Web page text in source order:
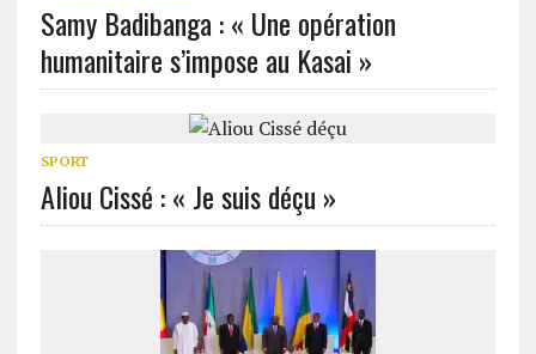
Samy Badibanga : « Une opération
humanitaire s’impose au Kasai »
SPORT
Aliou Cissé : « Je suis déçu »